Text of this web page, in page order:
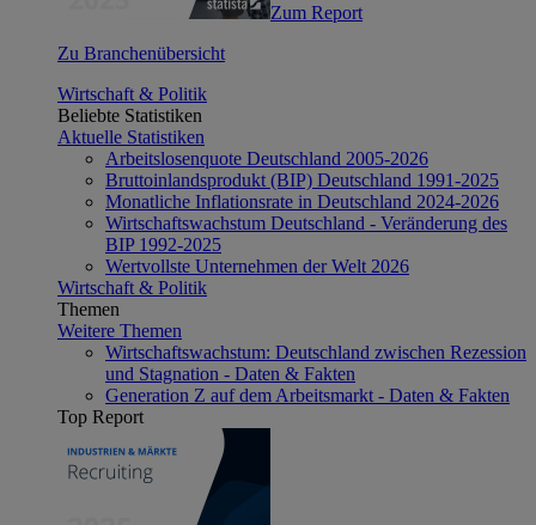
Zum Report
Zu Branchenübersicht
Wirtschaft & Politik
Beliebte Statistiken
Aktuelle Statistiken
Arbeitslosenquote Deutschland 2005-2026
Bruttoinlandsprodukt (BIP) Deutschland 1991-2025
Monatliche Inflationsrate in Deutschland 2024-2026
Wirtschaftswachstum Deutschland - Veränderung des
BIP 1992-2025
Wertvollste Unternehmen der Welt 2026
Wirtschaft & Politik
Themen
Weitere Themen
Wirtschaftswachstum: Deutschland zwischen Rezession
und Stagnation - Daten & Fakten
Generation Z auf dem Arbeitsmarkt - Daten & Fakten
Top Report